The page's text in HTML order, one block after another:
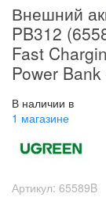
Внешний
PB312
Fast
Power
В наличии в
1 магазине
Артикул: 65589B